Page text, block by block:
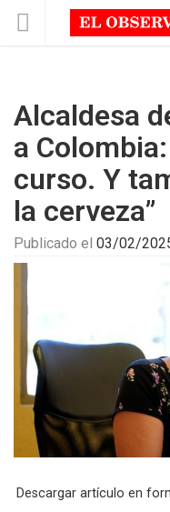
Alcaldesa
a
curso. Y
la cerveza”
Publicado el 03/02/
Descargar artículo en